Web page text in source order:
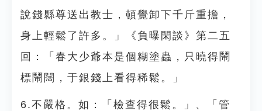
說錢縣尊送出教士，頓覺卸下千斤重擔，
身上輕鬆了許多。」《負曝閑談》第二五
回：「春大少爺本是個糊塗蟲，只曉得鬧
標鬧闊，于銀錢上看得稀鬆。」
6.不嚴格。如：「檢查得很鬆。」、「管